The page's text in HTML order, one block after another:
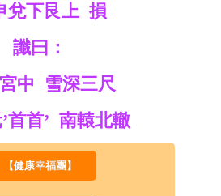
兌下艮上 損
讖曰：
中 雪深三尺
首首’ 南轅北轍
【健康幸福團】